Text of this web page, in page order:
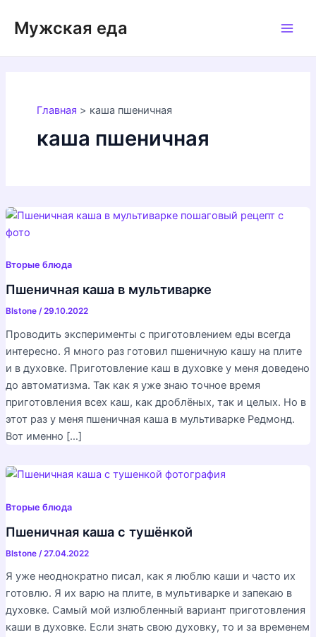
содержимому
Мужская еда
Главная каша пшеничная
каша пшеничная
Вторые блюда
Пшеничная каша в мультиварке
Blstone /29.10.2022
Проводить эксперименты с приготовлением еды всегда
интересно. Я много раз готовил пшеничную кашу на плите
и в духовке. Приготовление каш в духовке у меня доведено
до автоматизма. Так как я уже знаю точное время
приготовления всех каш, как дроблёных, так и целых. Но в
этот раз у меня пшеничная каша в мультиварке Редмонд.
Вот именно […]
Вторые блюда
Пшеничная каша с тушёнкой
Blstone /27.04.2022
Я уже неоднократно писал, как я люблю каши и часто их
готовлю. Я их варю на плите, в мультиварке и запекаю в
духовке. Самый мой излюбленный вариант приготовления
каши в духовке. Если знать свою духовку, то и за временем